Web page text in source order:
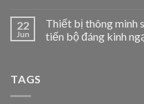
22
Jun
Thiết bị thông minh
tiến bộ đáng kinh
TAGS